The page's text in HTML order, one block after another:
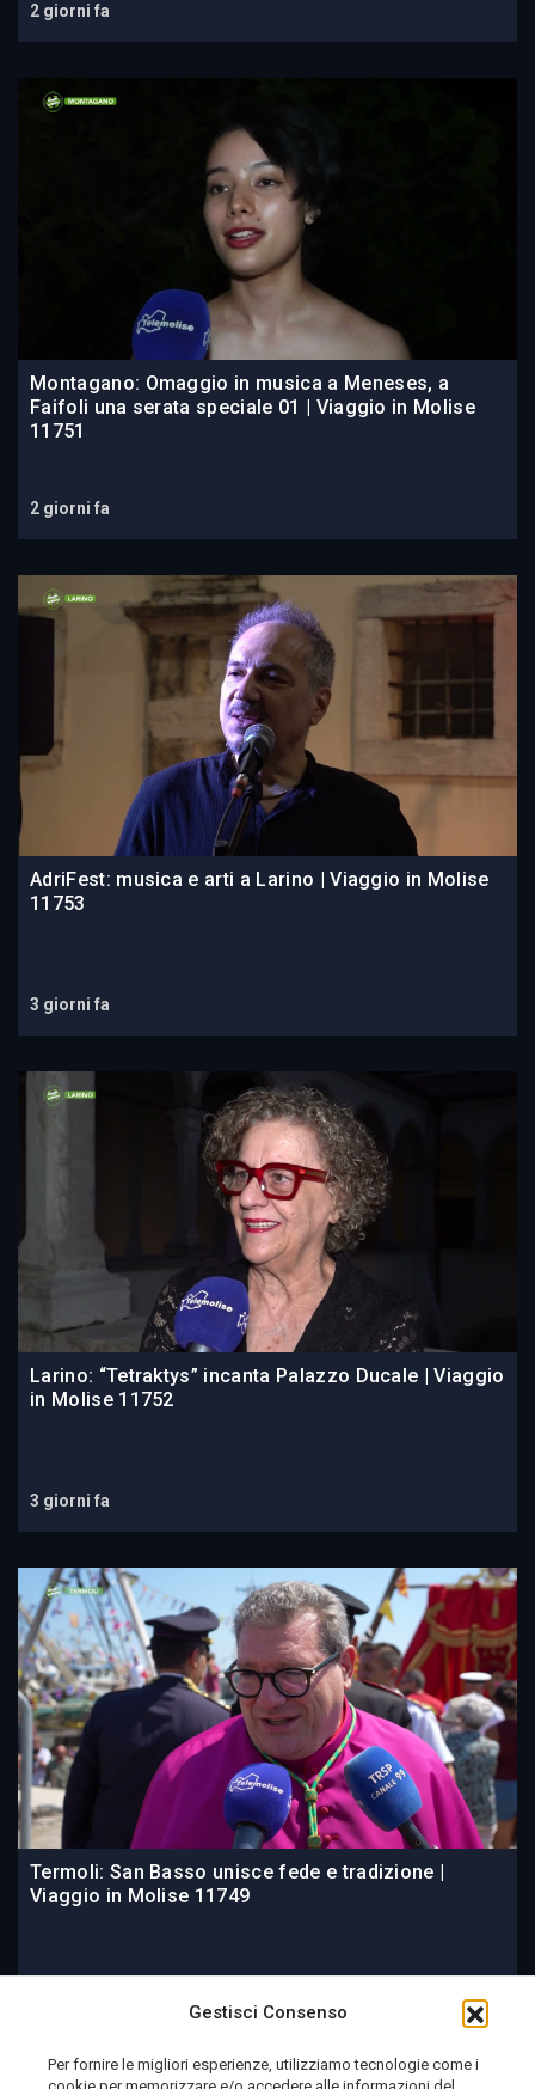
Gestisci Consenso
Per fornire le migliori esperienze, utilizziamo tecnologie come i
2 giorni fa
Montagano: Omaggio in musica a Meneses, a
Faifoli una serata speciale 01 | Viaggio in Molise
11751
2 giorni fa
AdriFest: musica e arti a Larino | Viaggio in Molise
11753
3 giorni fa
Larino: “Tetraktys” incanta Palazzo Ducale | Viaggio
in Molise 11752
3 giorni fa
Termoli: San Basso unisce fede e tradizione |
Viaggio in Molise 11749